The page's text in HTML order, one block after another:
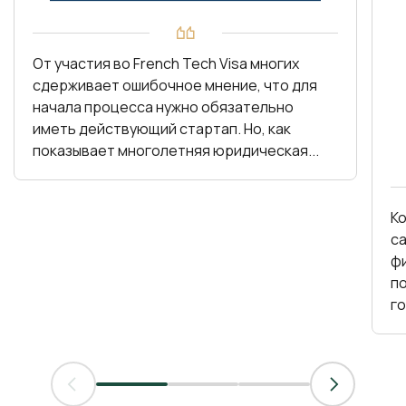
От участия во French Tech Visa многих
сдерживает ошибочное мнение, что для
начала процесса нужно обязательно
иметь действующий стартап. Но, как
показывает многолетняя юридическая...